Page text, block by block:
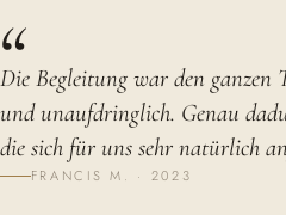
Die Begleitung war den ganzen
und unaufdringlich. Genau
die sich für uns sehr natürlich
FRANCIS M. · 2023